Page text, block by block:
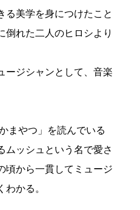
る美学を身につけたこと
倒れた二人のヒロシより
ージシャンとして、音楽
まやつ」を読んでいる
ムッシュという名で愛さ
頃から一貫してミュージ
わかる。